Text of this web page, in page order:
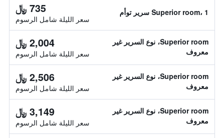
Superior room، 1 سرير توأم 735 ﷼
سعر الليلة شامل الرسوم
Superior room، نوع السرير غير
معروف
2,004 ﷼
سعر الليلة شامل الرسوم
Superior room، نوع السرير غير
معروف
2,506 ﷼
سعر الليلة شامل الرسوم
Superior room، نوع السرير غير
معروف
3,149 ﷼
سعر الليلة شامل الرسوم